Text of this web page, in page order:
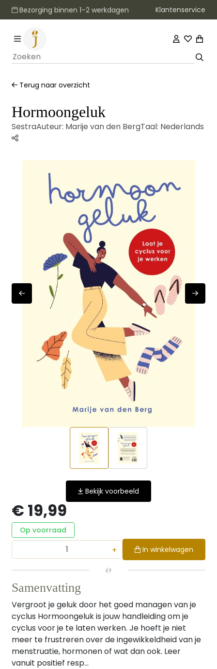
Bezorging binnen 1–2 werkdagen Klantenservice
Terug naar overzicht
Hormoongeluk
SestraAuteur: Marije van den BergTaal: Nederlands
Bekijk voorbeeld
€ 19,99
Op voorraad
+ In winkelwagen
Samenvatting
Vergroot je geluk door het goed managen van je
cyclus Hormoongeluk is jouw handleiding om je
cyclus voor je te laten werken. Je hoeft je niet
meer te frustreren over de ingewikkeldheid van je
menstruatie, hormonen of wat dan ook. Leer
vanuit positief resp...